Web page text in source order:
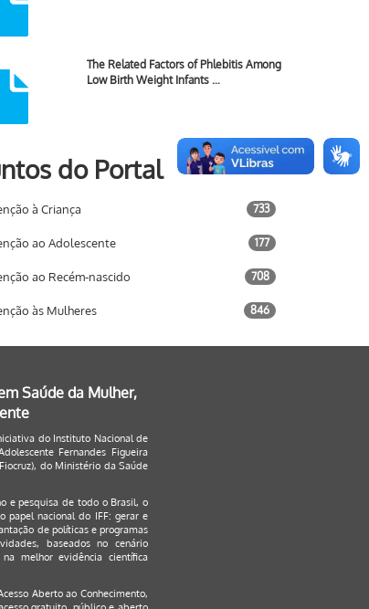
The Related Factors of Phlebitis Among
Low Birth Weight Infants …
do Portal
à Criança 733
ao Adolescente 177
ao Recém-nascido 708
às Mulheres 846
Saúde da Mulher,
do Instituto Nacional de
Fernandes Figueira
do Ministério da Saúde
e pesquisa de todo o Brasil, o
papel nacional do IFF: gerar e
de políticas e programas
baseados no cenário
melhor evidência científica
Aberto ao Conhecimento,